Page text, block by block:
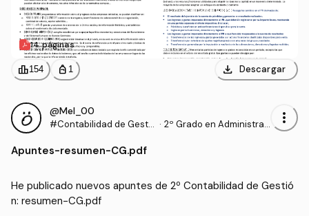
14 páginas
leaderboard154 personal_bag 1 download Descargar
@Mel_00
#Contabilidad de Gestió · 2º Grado en Administrac
more_vert
Apuntes-resumen-CG.pdf
He publicado nuevos apuntes de 2º Contabilidad de Gestió
n: resumen-CG.pdf